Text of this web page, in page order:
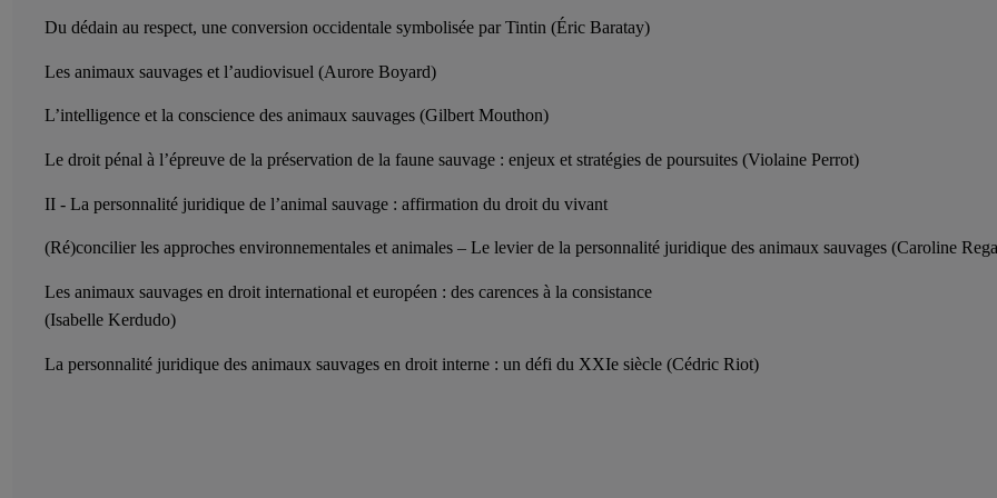
Du dédain au respect, une conversion occidentale symbolisée par Tintin (Éric Baratay)
Les animaux sauvages et l’audiovisuel (Aurore Boyard)
L’intelligence et la conscience des animaux sauvages (Gilbert Mouthon)
Le droit pénal à l’épreuve de la préservation de la faune sauvage : enjeux et stratégies de poursuites (Violaine Perrot)
II - La personnalité juridique de l’animal sauvage : affirmation du droit du vivant
(Ré)concilier les approches environnementales et animales – Le levier de la personnalité juridique des animaux sauvages (Caroline
Les animaux sauvages en droit international et européen : des carences à la consistance
(Isabelle Kerdudo)
La personnalité juridique des animaux sauvages en droit interne : un défi du XXIe siècle (Cédric Riot)